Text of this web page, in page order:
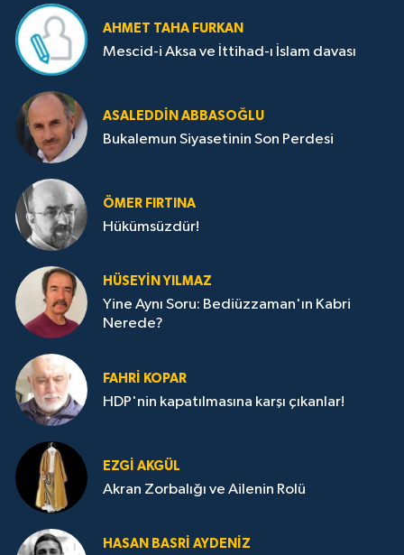
AHMET TAHA FURKAN
Mescid-i Aksa ve İttihad-ı İslam davası
ASALEDDIN ABBASOĞLU
Bukalemun Siyasetinin Son Perdesi
ÖMER FIRTINA
Hükümsüzdür!
HÜSEYIN YILMAZ
Yine Aynı Soru: Bediüzzaman'ın Kabri
Nerede?
FAHRI KOPAR
HDP'nin kapatılmasına karşı çıkanlar!
EZGI AKGÜL
Akran Zorbalığı ve Ailenin Rolü
HASAN BASRI AYDENIZ